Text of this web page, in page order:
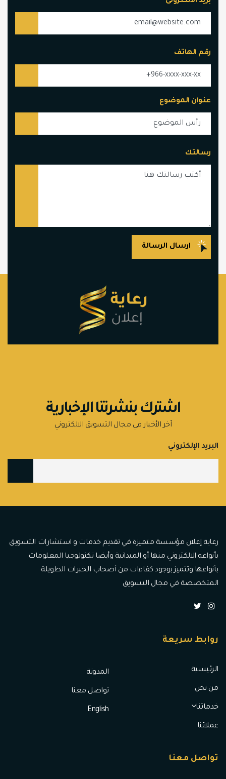
عنوان الموضوع
رقم الهاتف
رسالتك
اشترك بنشرتنا الإخبارية
آخر الأخبار في مجال التسويق الالكتروني
البريد الإلكتروني
رعاية إعلان مؤسسة متميزة في تقديم خدمات و استشارات التسويق
بأنواعه الالكتروني منها أو الميدانية وأيضا تكنولوجيا المعلومات
بأنواعها وتتميز بوجود كفاءات من أصحاب الخبرات الطويلة
المتخصصة في مجال التسويق
روابط سريعة
الرئيسية
من نحن
خدماتنا
عملائنا
المدونة
تواصل معنا
English
تواصل معنا